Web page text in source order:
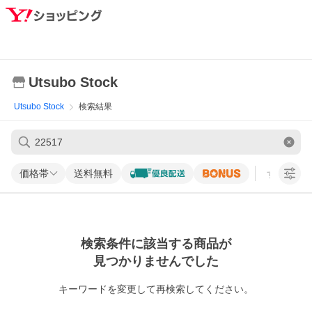
Utsubo Stock
Utsubo Stock 検索結果
価格帯 送料無料 すべての条
検索条件に該当する商品が
見つかりませんでした
キーワードを変更して再検索してください。